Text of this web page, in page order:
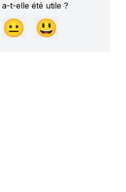
a-t-elle été utile ?
😐 😃